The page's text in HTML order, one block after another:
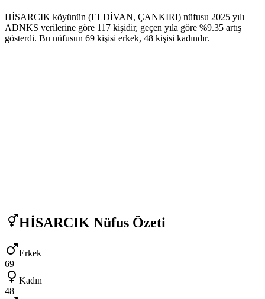
HİSARCIK köyünün (ELDİVAN, ÇANKIRI) nüfusu 2025 yılı
ADNKS verilerine göre 117 kişidir, geçen yıla göre %9.35 artış
gösterdi. Bu nüfusun 69 kişisi erkek, 48 kişisi kadındır.
HİSARCIK Nüfus Özeti
Erkek
69
Kadın
48